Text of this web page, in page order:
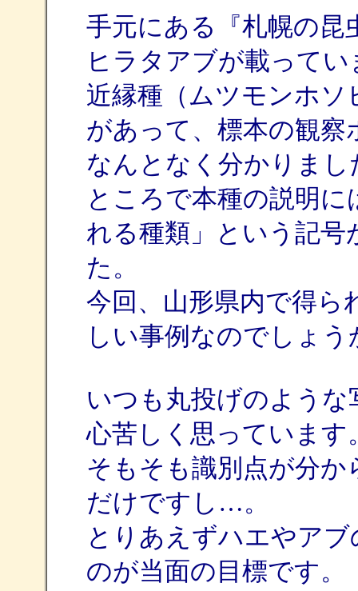
手元にある『札幌の昆
ヒラタアブが載ってい
近縁種（ムツモンホ
があって、標本の観
なんとなく分かりまし
ところで本種の説明
れる種類」という記
た。
今回、山形県内で得ら
しい事例なのでしょう
いつも丸投げのよう
心苦しく思っています
そもそも識別点が分
だけですし…。
とりあえずハエやア
のが当面の目標です。